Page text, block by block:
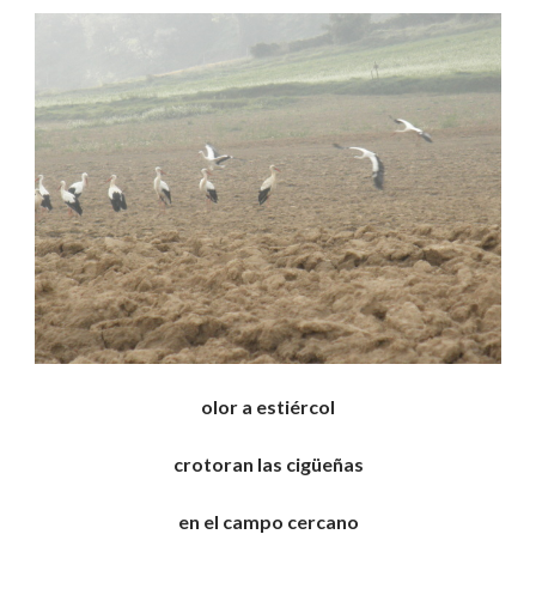
olor a estiércol
crotoran las cigüeñas
en el campo cercano